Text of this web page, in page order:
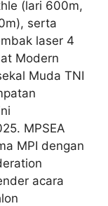
(lari 600m,
serta
laser 4
Modern
Muda TNI
MPSEA
MPI dengan
acara